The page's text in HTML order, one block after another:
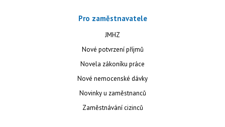
Pro zaměstnavatele
JMHZ
Nové potvrzení příjmů
Novela zákoníku práce
Nové nemocenské dávky
Novinky u zaměstnanců
Zaměstnávání cizinců